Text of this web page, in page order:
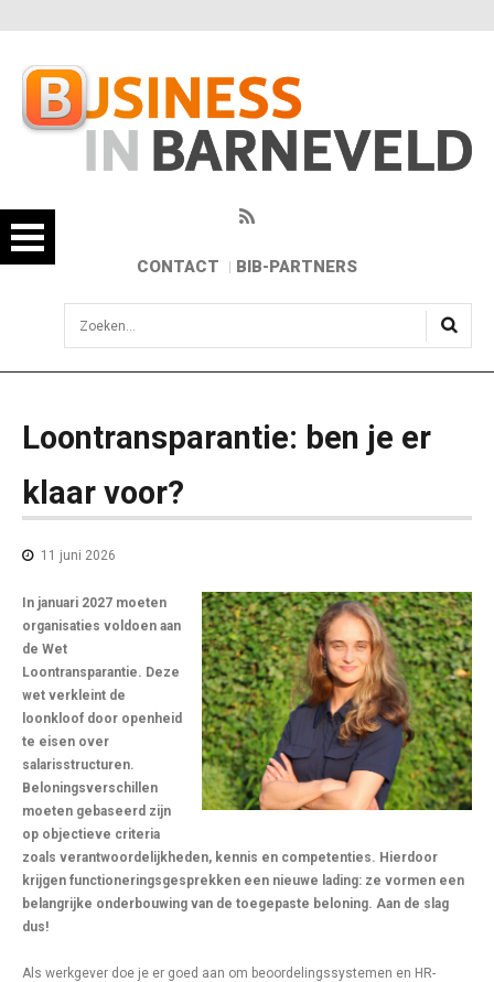
CONTACT BIB-PARTNERS
sisea.search
Loontransparantie: ben je er
klaar voor?
11 juni 2026
In januari 2027 moeten
organisaties voldoen aan
de Wet
Loontransparantie. Deze
wet verkleint de
loonkloof door openheid
te eisen over
salarisstructuren.
Beloningsverschillen
moeten gebaseerd zijn
op objectieve criteria
zoals verantwoordelijkheden, kennis en competenties. Hierdoor
krijgen functioneringsgesprekken een nieuwe lading: ze vormen een
belangrijke onderbouwing van de toegepaste beloning. Aan de slag
dus!
Als werkgever doe je er goed aan om beoordelingssystemen en HR-